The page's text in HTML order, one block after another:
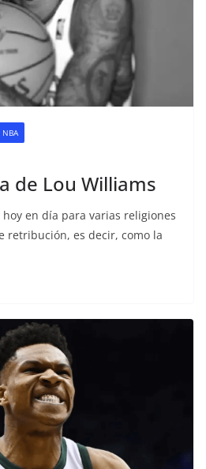
NBA
de Lou Williams
en día para varias religiones
retribución, es decir, como la